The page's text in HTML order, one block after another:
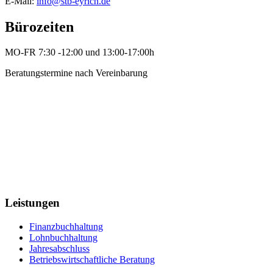
Bürozeiten
MO-FR 7:30 -12:00 und 13:00-17:00h
Beratungstermine nach Vereinbarung
Leistungen
Finanzbuchhaltung
Lohnbuchhaltung
Jahresabschluss
Betriebswirtschaftliche Beratung